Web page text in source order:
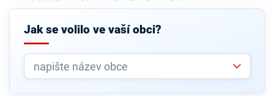
Jak se volilo ve vaší obci?